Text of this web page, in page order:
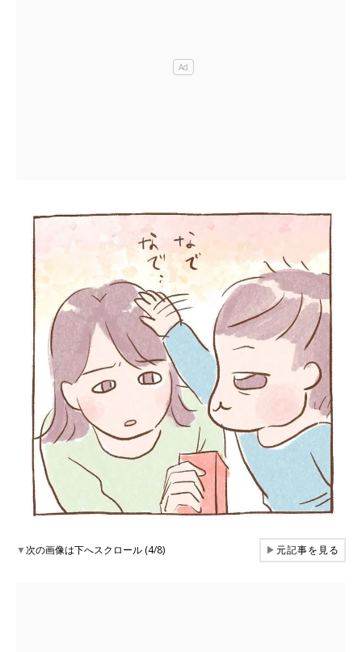
▼次の画像は下へスクロール (4/8) ▶元記事を見る